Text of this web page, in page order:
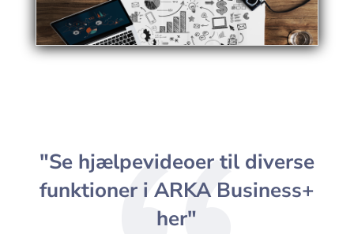
"Se hjælpevideoer til diverse
funktioner i ARKA Business+
her"